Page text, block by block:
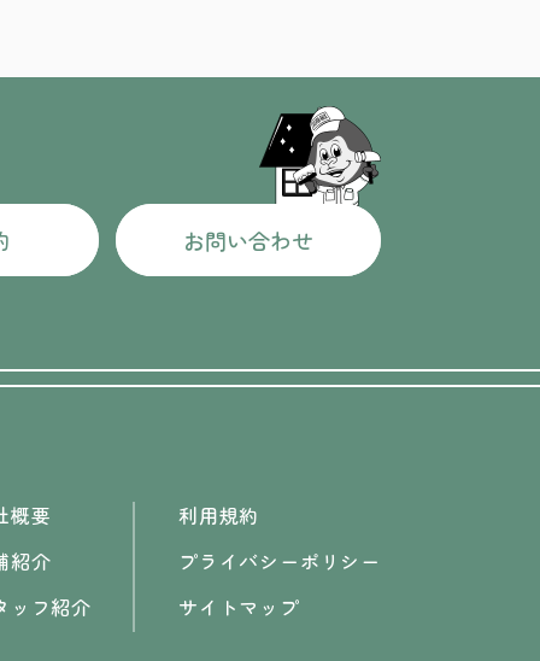
お問い合わせ
概要
紹介
ッフ紹介
利用規約
プライバシーポリシー
サイトマップ